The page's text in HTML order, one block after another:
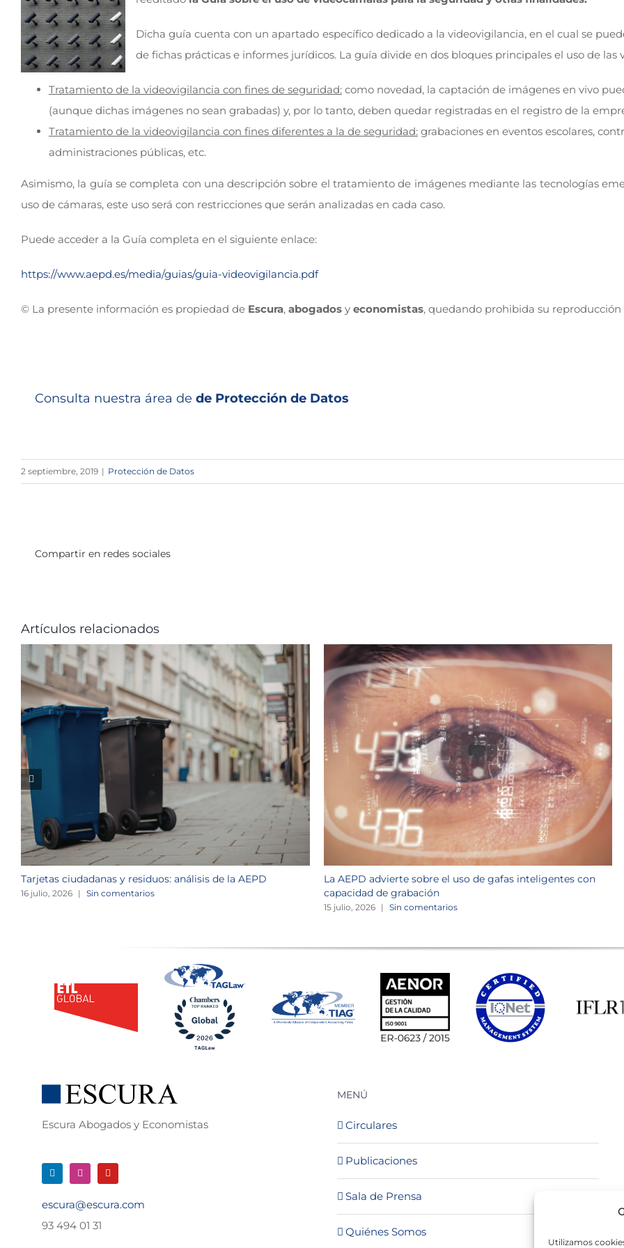
Utilizamos
Dicha guía cuenta con un apartado específico dedicado a la videovigilancia, en el cual se
de fichas prácticas e informes jurídicos. La guía divide en dos bloques principales el uso de las
Tratamiento de la videovigilancia con fines de seguridad: como novedad, la captación de imágenes en vivo
(aunque dichas imágenes no sean grabadas) y, por lo tanto, deben quedar registradas en el registro de la
Tratamiento de la videovigilancia con fines diferentes a la de seguridad: grabaciones en eventos escolares,
administraciones públicas, etc.
Asimismo, la guía se completa con una descripción sobre el tratamiento de imágenes mediante las tecnologías
uso de cámaras, este uso será con restricciones que serán analizadas en cada caso.
Puede acceder a la Guía completa en el siguiente enlace:
https://www.aepd.es/media/guias/guia-videovigilancia.pdf
© La presente información es propiedad de Escura, abogados y economistas, quedando prohibida su reproducción
Consulta nuestra área de de Protección de Datos
2 septiembre, 2019 | Protección de Datos
Compartir en redes sociales
Artículos relacionados
Tarjetas ciudadanas y residuos: análisis de la AEPD
16 julio, 2026 | Sin comentarios
La AEPD advierte sobre el uso de gafas inteligentes con
capacidad de grabación
15 julio, 2026 | Sin comentarios
Escura Abogados y Economistas
escura@escura.com
93 494 01 31
MENÚ
Circulares
Publicaciones
Sala de Prensa
Quiénes Somos